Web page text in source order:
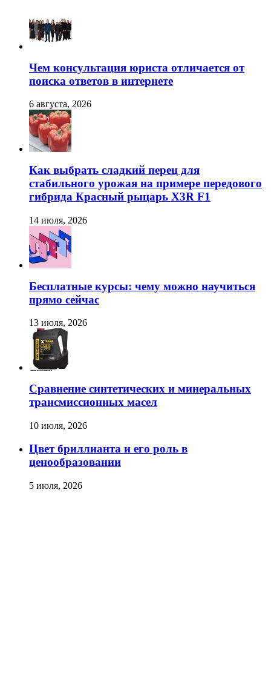
Чем консультация юриста отличается от
поиска ответов в интернете
6 августа, 2026
Как выбрать сладкий перец для
стабильного урожая на примере передового
гибрида Красный рыцарь X3R F1
14 июля, 2026
Бесплатные курсы: чему можно научиться
прямо сейчас
13 июля, 2026
Сравнение синтетических и минеральных
трансмиссионных масел
10 июля, 2026
Цвет бриллианта и его роль в
ценообразовании
5 июля, 2026